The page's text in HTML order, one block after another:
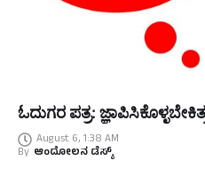
ಓದುಗರ ಪತ್ರ:
August 6, 1:38 AM
By ಆಂದೋಲನ ಡೆಸ್ಕ್